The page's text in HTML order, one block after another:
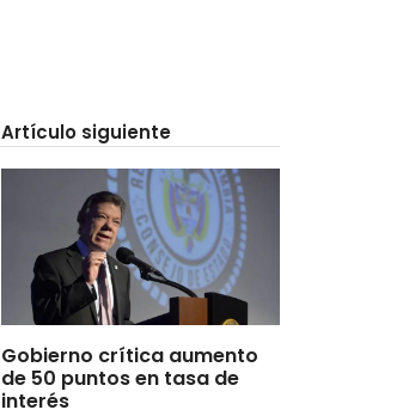
Artículo siguiente
Gobierno crítica aumento
de 50 puntos en tasa de
interés